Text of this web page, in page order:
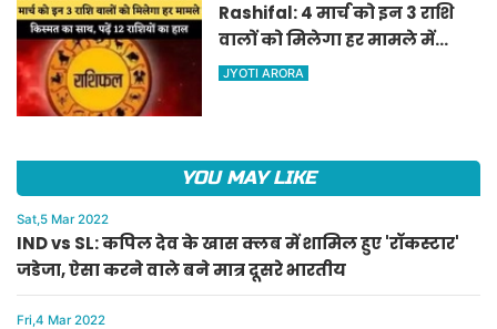
Rashifal: 4 मार्च को इन 3 राशि
वालों को मिलेगा हर मामले में
किस्मत का साथ, पढ़ें 12 राशियों का
JYOTI ARORA
YOU MAY LIKE
Sat,5 Mar 2022
IND vs SL: कपिल देव के खास क्लब में शामिल हुए 'रॉकस्टार'
जडेजा, ऐसा करने वाले बने मात्र दूसरे भारतीय
Fri,4 Mar 2022